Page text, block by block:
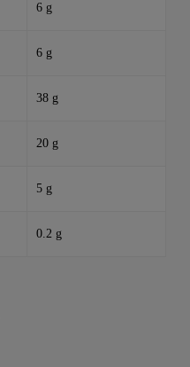
6 g
6 g
38 g
20 g
5 g
0.2 g